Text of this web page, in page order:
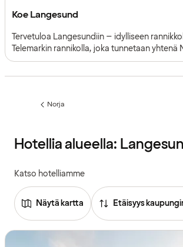
Koe Langesund
Tervetuloa Langesundiin – idylliseen
Telemarkin rannikolla, joka tunnetaan yhtenä
suosituimmista kesälomakohteista, mutta
Edellinen
Norja
Hotellia alueella:
Katso hotelliamme
Näytä kartta Etäisyys
Tutustu